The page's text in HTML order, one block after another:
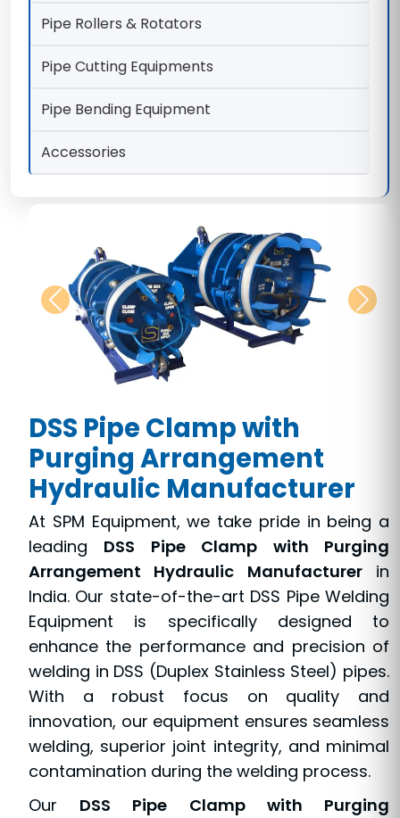
Pipe Rollers & Rotators
Pipe Cutting Equipments
Pipe Bending Equipment
Accessories
DSS Pipe Clamp with
Purging Arrangement
Hydraulic Manufacturer
At SPM Equipment, we take pride in being a
leading DSS Pipe Clamp with Purging
Arrangement Hydraulic Manufacturerin
India. Our state-of-the-art DSS Pipe Welding
Equipment is specifically designed to
enhance the performance and precision of
welding in DSS (Duplex Stainless Steel) pipes.
With a robust focus on quality and
innovation, our equipment ensures seamless
welding, superior joint integrity, and minimal
contamination during the welding process.
Our DSS Pipe Clamp with Purging